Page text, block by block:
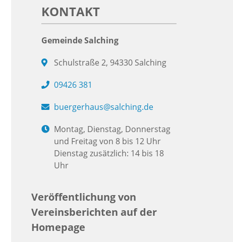
KONTAKT
Gemeinde Salching
Schulstraße 2, 94330 Salching
09426 381
buergerhaus@salching.de
Montag, Dienstag, Donnerstag
und Freitag von 8 bis 12 Uhr
Dienstag zusätzlich: 14 bis 18
Uhr
Veröffentlichung von
Vereinsberichten auf der
Homepage